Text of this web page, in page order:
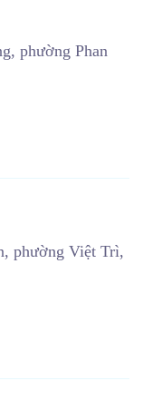
phường Phan
phường Việt Trì,